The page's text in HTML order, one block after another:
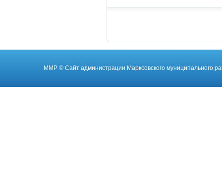
ММР © Cайт администрации Марксовского муниципального